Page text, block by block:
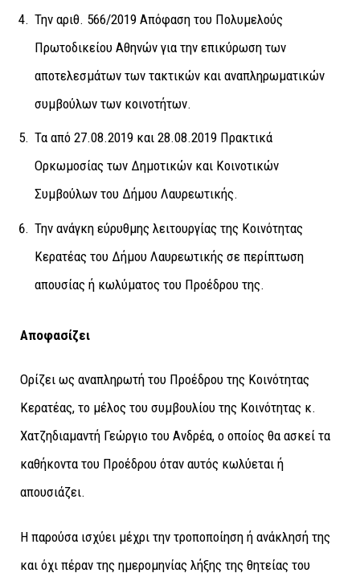
Την αριθ. 566/2019 Απόφαση του Πολυμελούς
Πρωτοδικείου Αθηνών για την επικύρωση των
αποτελεσμάτων των τακτικών και αναπληρωματικών
συμβούλων των κοινοτήτων.
Τα από 27.08.2019 και 28.08.2019 Πρακτικά
Ορκωμοσίας των Δημοτικών και Κοινοτικών
Συμβούλων του Δήμου Λαυρεωτικής.
Την ανάγκη εύρυθμης λειτουργίας της Κοινότητας
Κερατέας του Δήμου Λαυρεωτικής σε περίπτωση
απουσίας ή κωλύματος του Προέδρου της.
Αποφασίζει
Ορίζει ως αναπληρωτή του Προέδρου της Κοινότητας
Κερατέας, το μέλος του συμβουλίου της Κοινότητας κ.
Χατζηδιαμαντή Γεώργιο του Ανδρέα, ο οποίος θα ασκεί τα
καθήκοντα του Προέδρου όταν αυτός κωλύεται ή
απουσιάζει.
Η παρούσα ισχύει μέχρι την τροποποίηση ή ανάκλησή της
και όχι πέραν της ημερομηνίας λήξης της θητείας του